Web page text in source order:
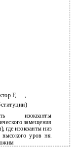
F,
,
изокванты
замещения
где изокванты низ­
уров­ ня.